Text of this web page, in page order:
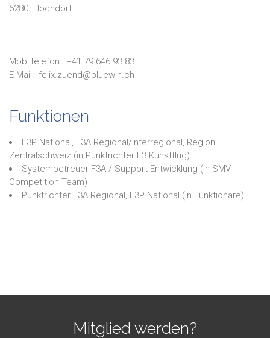
6280 Hochdorf
Mobiltelefon: +41 79 646 93 83
E-Mail: felix.zuend@bluewin.ch
Funktionen
F3P National, F3A Regional/Interregional, Region
Zentralschweiz (in Punktrichter F3 Kunstflug)
Systembetreuer F3A / Support Entwicklung (in SMV
Competition Team)
Punktrichter F3A Regional, F3P National (in Funktionäre)
Mitglied werden?